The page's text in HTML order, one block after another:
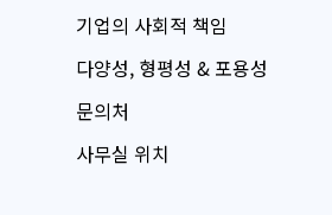
기업의 사회적 책임
다양성, 형평성 & 포용성
문의처
사무실 위치